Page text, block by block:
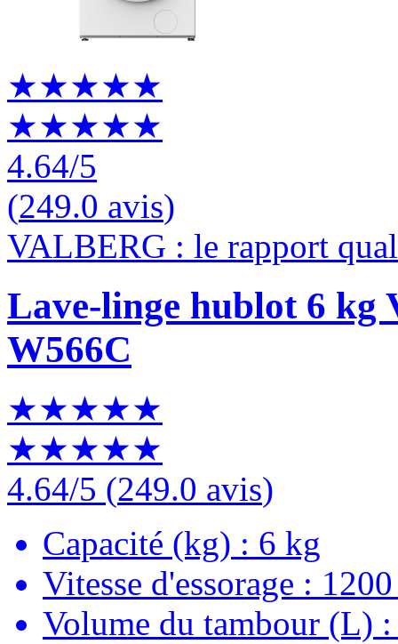
★★★★★
★★★★★
4.64/5
(249.0 avis)
VALBERG : le rapport
Lave-linge hublot 6 kg
W566C
★★★★★
★★★★★
4.64/5 (249.0 avis)
Capacité (kg) : 6 kg
Vitesse d'essorage :
Volume du tambour (L)